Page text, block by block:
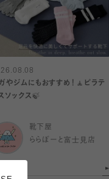
やジムにもおすすめ！🧘ピラテ
ソックス🍃
靴下屋
ららぽーと富士見店